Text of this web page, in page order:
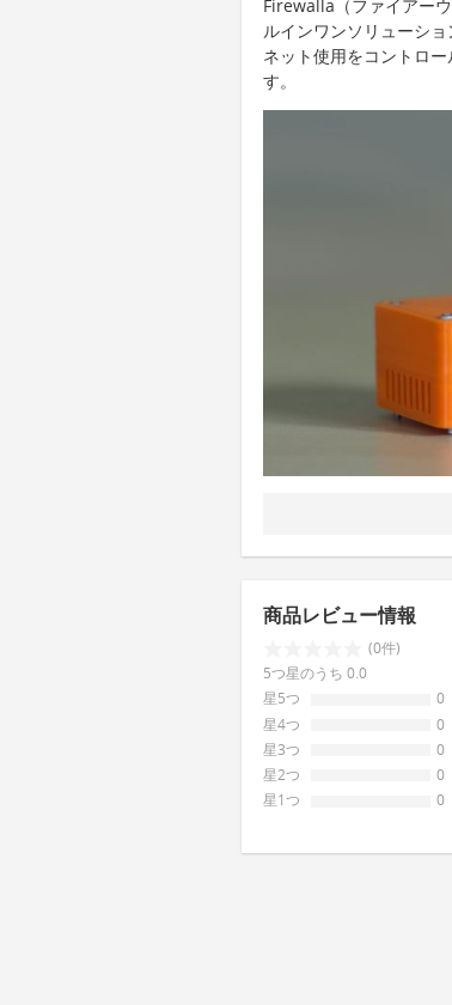
Firewalla（ファイアー
ルインワンソリューシ
ネット使用をコントロ
す。
商品レビュー情報
(0件)
5つ星のうち 0.0
星5つ
0
星4つ
0
星3つ
0
星2つ
0
星1つ
0